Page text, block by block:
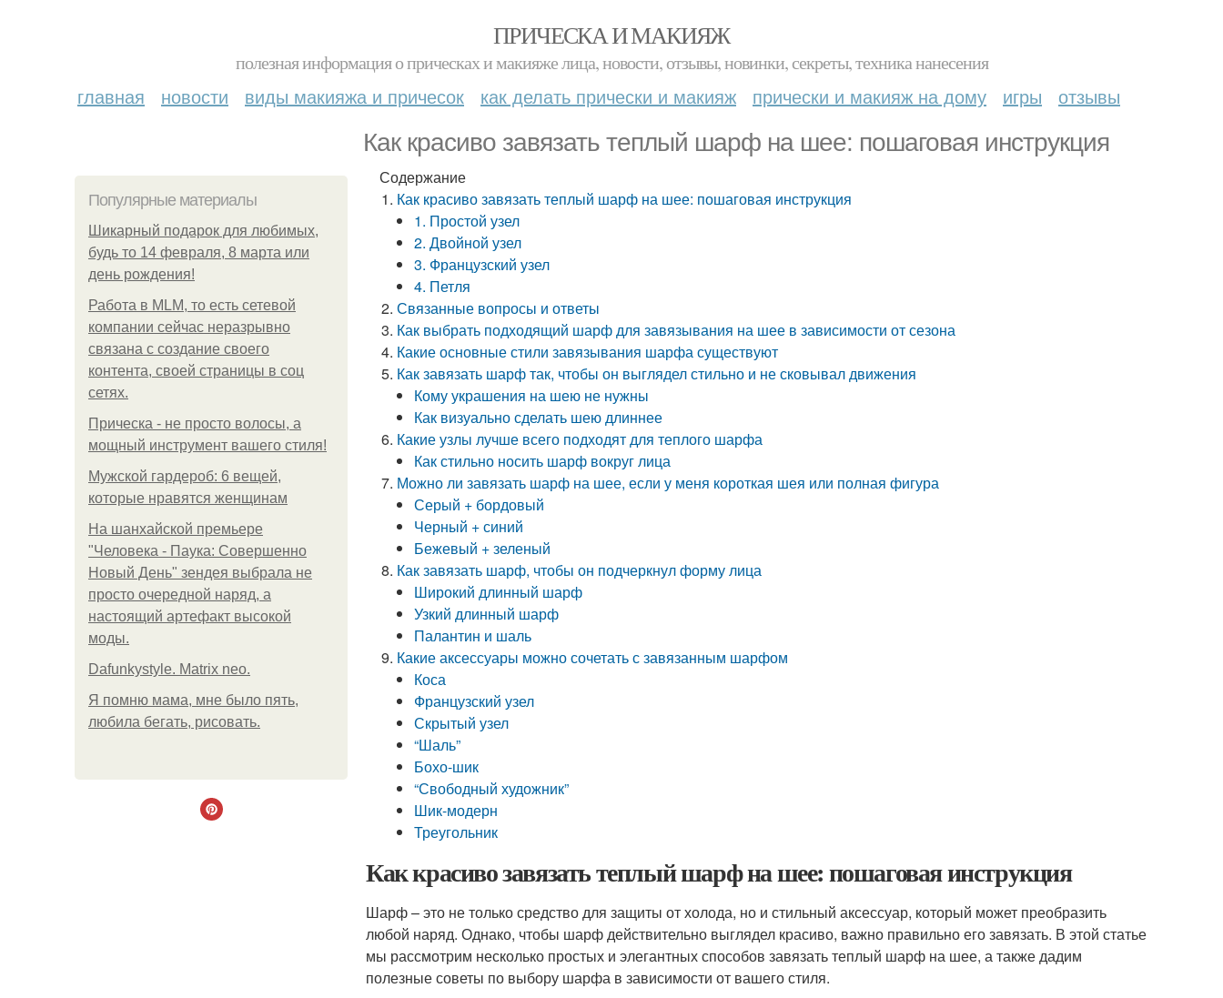
ПРИЧЕСКА И МАКИЯЖ
полезная информация о прическах и макияже лица, новости, отзывы, новинки, секреты, техника нанесения
главная новости виды макияжа и причесок как делать прически и макияж прически и макияж на дому игры отзывы
Как красиво завязать теплый шарф на шее: пошаговая инструкция
Популярные материалы
Шикарный подарок для любимых,
будь то 14 февраля, 8 марта или
день рождения!
Работа в MLM, то есть сетевой
компании сейчас неразрывно
связана с создание своего
контента, своей страницы в соц
сетях.
Прическа - не просто волосы, а
мощный инструмент вашего стиля!
Мужской гардероб: 6 вещей,
которые нравятся женщинам
На шанхайской премьере
"Человека - Паука: Совершенно
Новый День" зендея выбрала не
просто очередной наряд, а
настоящий артефакт высокой
моды.
Dafunkystyle. Matrix neo.
Я помню мама, мне было пять,
любила бегать, рисовать.
Содержание
Как красиво завязать теплый шарф на шее: пошаговая инструкция
1. Простой узел
2. Двойной узел
3. Французский узел
4. Петля
Связанные вопросы и ответы
Как выбрать подходящий шарф для завязывания на шее в зависимости от сезона
Какие основные стили завязывания шарфа существуют
Как завязать шарф так, чтобы он выглядел стильно и не сковывал движения
Кому украшения на шею не нужны
Как визуально сделать шею длиннее
Какие узлы лучше всего подходят для теплого шарфа
Как стильно носить шарф вокруг лица
Можно ли завязать шарф на шее, если у меня короткая шея или полная фигура
Серый + бордовый
Черный + синий
Бежевый + зеленый
Как завязать шарф, чтобы он подчеркнул форму лица
Широкий длинный шарф
Узкий длинный шарф
Палантин и шаль
Какие аксессуары можно сочетать с завязанным шарфом
Коса
Французский узел
Скрытый узел
“Шаль”
Бохо-шик
“Свободный художник”
Шик-модерн
Треугольник
Как красиво завязать теплый шарф на шее: пошаговая инструкция
Шарф – это не только средство для защиты от холода, но и стильный аксессуар, который может преобразить
любой наряд. Однако, чтобы шарф действительно выглядел красиво, важно правильно его завязать. В этой статье
мы рассмотрим несколько простых и элегантных способов завязать теплый шарф на шее, а также дадим
полезные советы по выбору шарфа в зависимости от вашего стиля.